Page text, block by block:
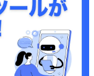
どにも対応
ンライン決済フォー